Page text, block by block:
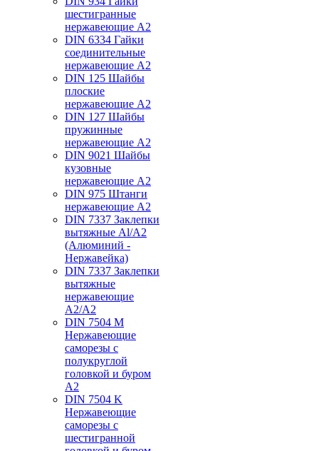
шестигранные
нержавеющие А2
DIN 6334 Гайки
соединительные
нержавеющие А2
DIN 125 Шайбы
плоские
нержавеющие А2
DIN 127 Шайбы
пружинные
нержавеющие А2
DIN 9021 Шайбы
кузовные
нержавеющие А2
DIN 975 Штанги
нержавеющие А2
DIN 7337 Заклепки
вытяжные Al/A2
(Алюминий -
Нержавейка)
DIN 7337 Заклепки
вытяжные
нержавеющие
A2/A2
DIN 7504 M
Нержавеющие
саморезы с
полукруглой
головкой и буром
А2
DIN 7504 K
Нержавеющие
саморезы с
шестигранной